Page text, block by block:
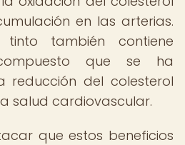
en las arterias.
también contiene
que se ha
reducción del colesterol
salud cardiovascular.
que estos beneficios